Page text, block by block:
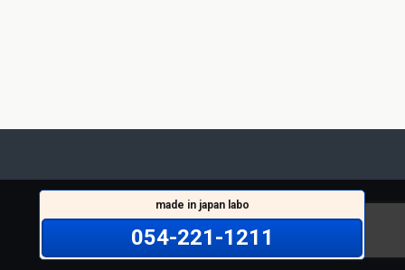
made in japan labo
054-221-1211